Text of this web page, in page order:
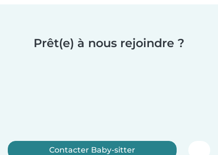
Prêt(e) à nous rejoindre ?
Contacter Baby-sitter